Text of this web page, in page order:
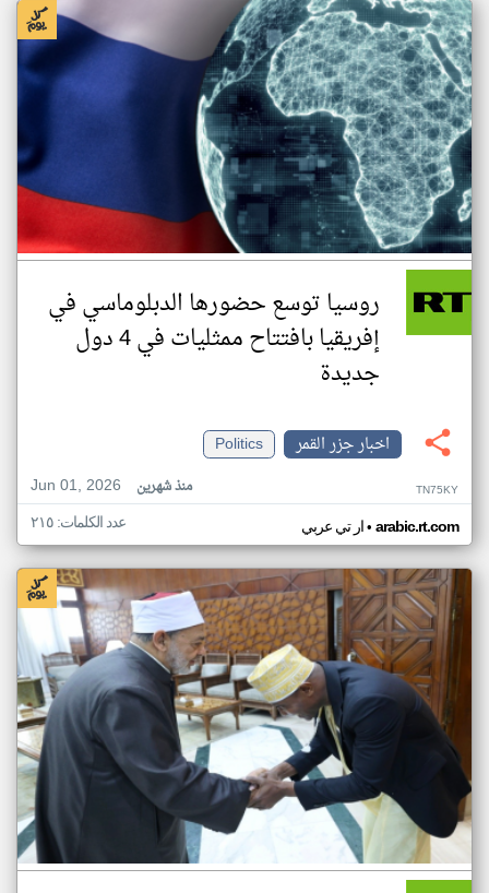
روسيا توسع حضورها الدبلوماسي في
إفريقيا بافتتاح ممثليات في 4 دول
جديدة
اخبار جزر القمر
Politics
Jun 01, 2026
منذ شهرين TN75KY
ار تي عربي• arabic.rt.com عدد الكلمات: ٢١٥